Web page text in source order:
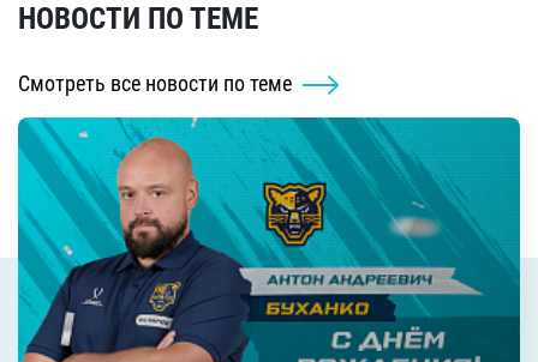
НОВОСТИ ПО ТЕМЕ
Смотреть все новости по теме